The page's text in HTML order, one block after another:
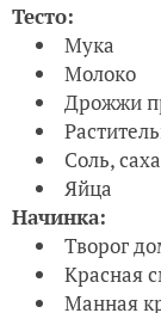
Тесто:
Мука
Молоко
Дрожжи
Соль,
Яйца
Начинка:
Творог
Красная
Манная